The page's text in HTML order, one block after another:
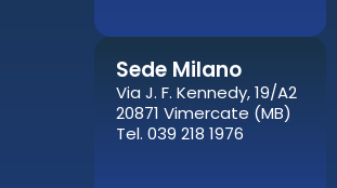
Sede Milano
Via J. F. Kennedy, 19/A2
20871 Vimercate (MB)
Tel. 039 218 1976